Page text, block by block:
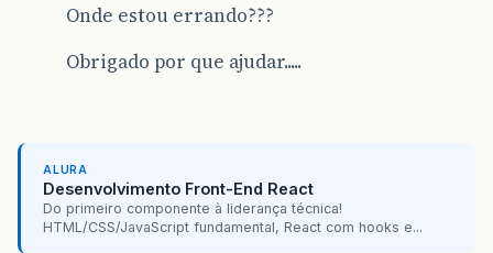
Onde estou errando???
Obrigado por que ajudar.....
ALURA
Desenvolvimento Front-End React
Do primeiro componente à liderança técnica!
HTML/CSS/JavaScript fundamental, React com hooks e...